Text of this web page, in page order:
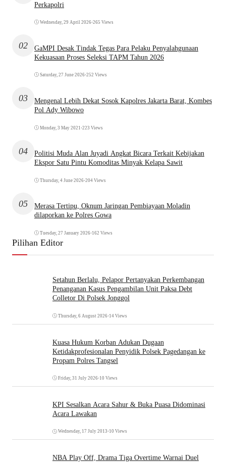
Perkapolri
Wednesday, 29 April 2026•265 Views
02
GaMPI Desak Tindak Tegas Para Pelaku Penyalahgunaan
Kekuasaan Proses Seleksi TAPM Tahun 2026
Saturday, 27 June 2026•252 Views
03
Mengenal Lebih Dekat Sosok Kapolres Jakarta Barat, Kombes
Pol Ady Wibowo
Monday, 3 May 2021 •223 Views
04
Politisi Muda Alan Juyadi Angkat Bicara Terkait Kebijakan
Ekspor Satu Pintu Komoditas Minyak Kelapa Sawit
Thursday, 4 June 2026•204 Views
05
Merasa Tertipu, Oknum Jaringan Pembiayaan Moladin
dilaporkan ke Polres Gowa
Tuesday, 27 January 2026•162 Views
Pilihan Editor
Setahun Berlalu, Pelapor Pertanyakan Perkembangan
Penanganan Kasus Pengambilan Unit Paksa Debt
Colletor Di Polsek Jonggol
Thursday, 6 August 2026•14 Views
Kuasa Hukum Korban Adukan Dugaan
Ketidakprofesionalan Penyidik Polsek Pagedangan ke
Propam Polres Tangsel
Friday, 31 July 2026•10 Views
KPI Sesalkan Acara Sahur & Buka Puasa Didominasi
Acara Lawakan
Wednesday, 17 July 2013 •10 Views
NBA Play Off, Drama Tiga Overtime Warnai Duel